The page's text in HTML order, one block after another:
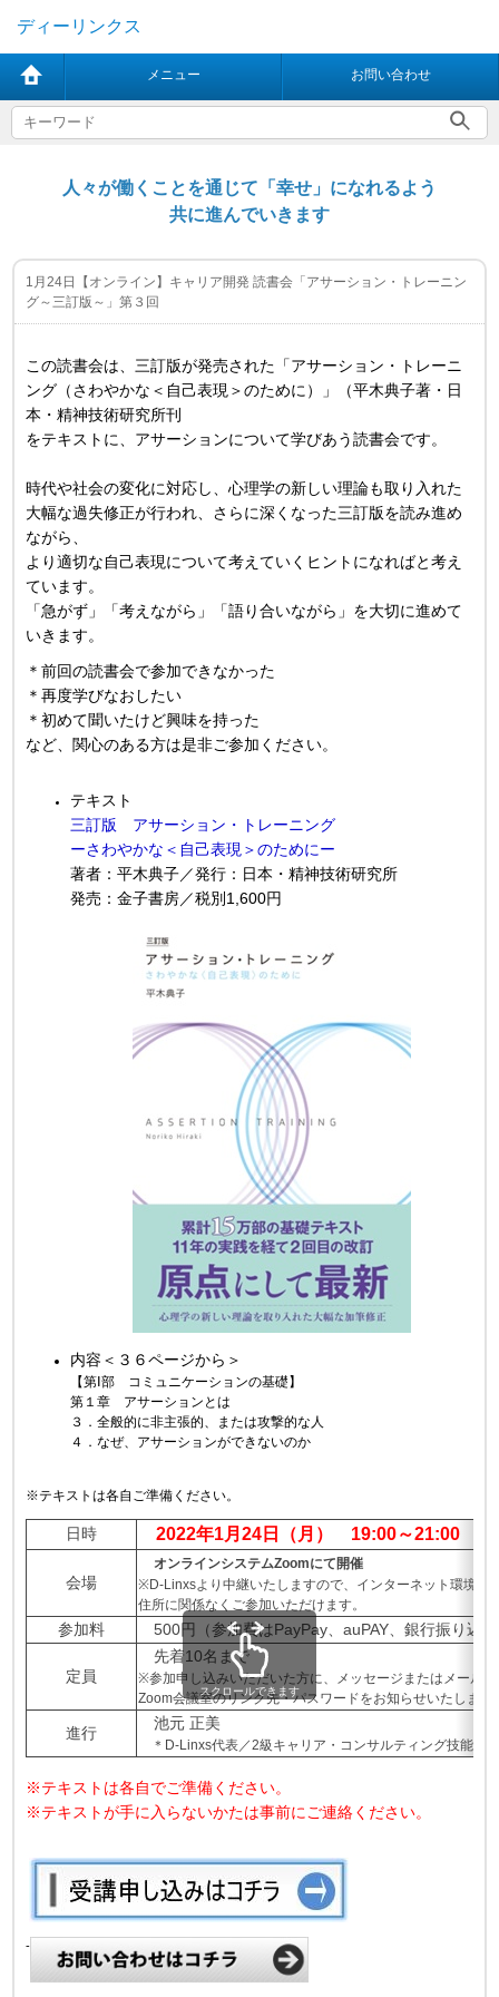
ディーリンクス
メニュー お問い合わせ
人々が働くことを通じて「幸せ」になれるよう
共に進んでいきます
1月24日【オンライン】キャリア開発 読書会「アサーション・トレーニン
グ～三訂版～」第３回
この読書会は、三訂版が発売された「アサーション・トレーニ
ング（さわやかな＜自己表現＞のために）」（平木典子著・日
本・精神技術研究所刊
をテキストに、アサーションについて学びあう読書会です。
時代や社会の変化に対応し、心理学の新しい理論も取り入れた
大幅な過失修正が行われ、さらに深くなった三訂版を読み進め
ながら、
より適切な自己表現について考えていくヒントになればと考え
ています。
「急がず」「考えながら」「語り合いながら」を大切に進めて
いきます。
＊前回の読書会で参加できなかった
＊再度学びなおしたい
＊初めて聞いたけど興味を持った
など、関心のある方は是非ご参加ください。
テキスト
三訂版 アサーション・トレーニング
ーさわやかな＜自己表現＞のためにー
著者：平木典子／発行：日本・精神技術研究所
発売：金子書房／税別 1,600円
内容＜３６ページから＞
【第Ⅰ部 コミュニケーションの基礎】
第１章 アサーションとは
３．全般的に非主張的、または攻撃的な人
４．なぜ、アサーションができないのか
※テキストは各自ご準備ください。
日時 2022年1月24日（月） 19:00～21:00
会場
オンラインシステムZoomにて開催
※D-Linxsより中継いたしますので、インターネット環境が
住所に関係なくご参加いただけます。
参加料 500円（参加費はPayPay、auPAY、銀行振り込
定員
先着10名まで
※参加申し込みいただいた方に、メッセージまたはメール
Zoom会議室のリンク先・パスワードをお知らせいたします
進行
池元 正美
＊D-Linxs代表／2級キャリア・コンサルティング技能士
スクロールできます
※テキストは各自でご準備ください。
※テキストが手に入らないかたは事前にご連絡ください。
-